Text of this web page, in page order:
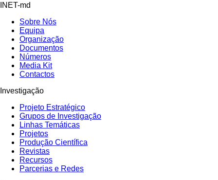
INET-md
Sobre Nós
Equipa
Organização
Documentos
Números
Media Kit
Contactos
Investigação
Projeto Estratégico
Grupos de Investigação
Linhas Temáticas
Projetos
Produção Científica
Revistas
Recursos
Parcerias e Redes